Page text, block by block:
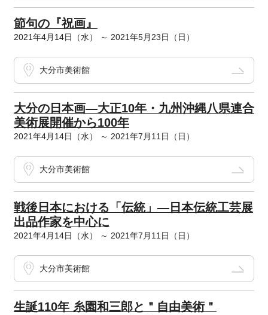
節句の『祝画』
2021年4月14日（水） ～ 2021年5月23日（日）
大分市美術館
大分の日本画―大正10年・九州沖縄八県連合
美術展開催から100年
2021年4月14日（水） ～ 2021年7月11日（日）
大分市美術館
戦後日本における「伝統」―日本伝統工芸展
出品作家を中心に
2021年4月14日（水） ～ 2021年7月11日（日）
大分市美術館
生誕110年 糸園和三郎と＂自由美術＂